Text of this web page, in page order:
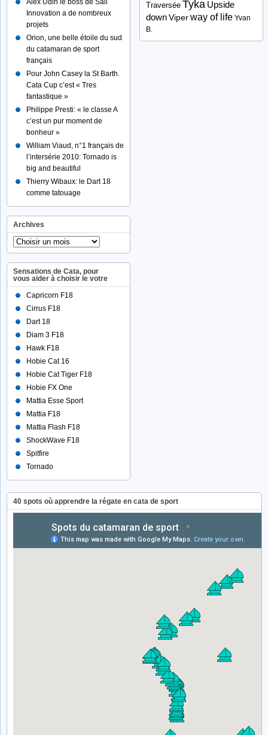
Alex Udin le boss de Sail
Innovation a de nombreux
projets
Orion, une belle étoile du sud
du catamaran de sport
français
Pour John Casey la St Barth.
Cata Cup c’est « Tres
fantastique »
Philippe Presti: « le classe A
c’est un pur moment de
bonheur »
William Viaud, n°1 français de
l’intersérie 2010: Tornado is
big and beautiful
Thierry Wibaux: le Dart 18
comme tatouage
Archives
Sensations de Cata, pour
vous aider à choisir le votre
Capricorn F18
Cirrus F18
Dart 18
Diam 3 F18
Hawk F18
Hobie Cat 16
Hobie Cat Tiger F18
Hobie FX One
Mattia Esse Sport
Mattia F18
Mattia Flash F18
ShockWave F18
Spitfire
Tornado
Traversée Tyka Upside
downViperway of life Yvan
B.
40 spots où apprendre la régate en cata de sport